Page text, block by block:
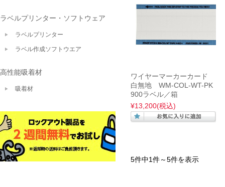
ワイヤーマーカーカード
白無地 WM-COL-WT-PK
900ラベル／箱
¥13,200(税込)
5件中1件～5件を表示
ラベルプリンター・ソフトウェア
ラベルプリンター
ラベル作成ソフトウエア
高性能吸着材
吸着材